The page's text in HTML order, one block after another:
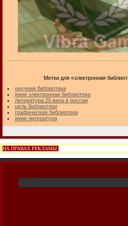
Метки для «электронная
научная библиотека
www электронная библиотека
литература 20 века в россии
цель библиотеки
графическая библиотека
www литература
НА ПРАВАХ РЕКЛАМЫ: